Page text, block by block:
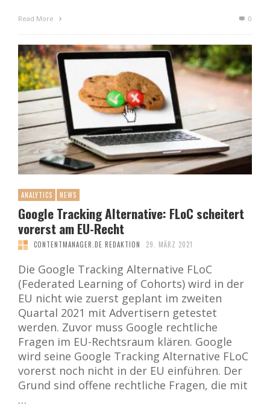
Read More 0
ANALYTICS NEWS
Google Tracking Alternative: FLoC scheitert
vorerst am EU-Recht
CONTENTMANAGER.DE REDAKTION 29. MÄRZ 2021
Die Google Tracking Alternative FLoC
(Federated Learning of Cohorts) wird in der
EU nicht wie zuerst geplant im zweiten
Quartal 2021 mit Advertisern getestet
werden. Zuvor muss Google rechtliche
Fragen im EU-Rechtsraum klären. Google
wird seine Google Tracking Alternative FLoC
vorerst noch nicht in der EU einführen. Der
Grund sind offene rechtliche Fragen, die mit
…